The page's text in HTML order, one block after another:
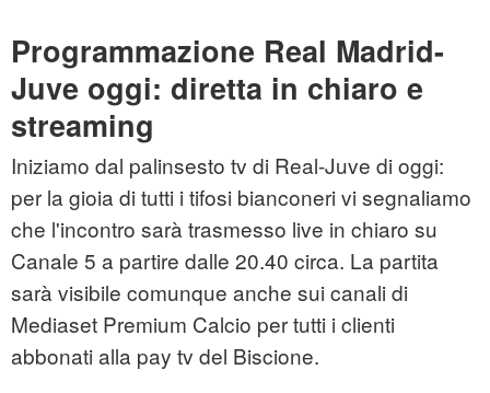
Programmazione Real Madrid-
Juve oggi: diretta in chiaro e
streaming
Iniziamo dal palinsesto tv di Real-Juve di oggi:
per la gioia di tutti i tifosi bianconeri vi segnaliamo
che l'incontro sarà trasmesso live in chiaro su
Canale 5 a partire dalle 20.40 circa. La partita
sarà visibile comunque anche sui canali di
Mediaset Premium Calcio per tutti i clienti
abbonati alla pay tv del Biscione.